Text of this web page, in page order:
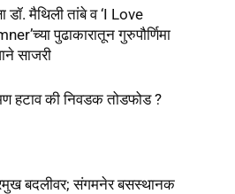
डॉ. मैथिली तांबे व ‘I Love
पुढाकारातून गुरुपौर्णिमा
साजरी
हटाव की निवडक तोडफोड ?
बदलीवर; संगमनेर बसस्थानक